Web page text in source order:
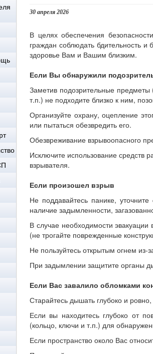
30 апреля 2026
В целях обеспечения
граждан соблюдать бдительность
здоровье Вам и Вашим близким.
Если Вы обнаружили
Заметив подозрительные предметы
т.п.) не подходите близко к ним,
Организуйте охрану, оцепление
или пытаться обезвредить его.
Обезвреживание взрывоопасного
Исключите использование средств
взрывателя.
Если произошел взрыв
Не поддавайтесь панике,
наличие задымленности,
В случае необходимости
(не трогайте поврежденные
Не пользуйтесь открытым огнем из-
При задымлении защитите органы
Если Вас завалило обломками
Старайтесь дышать глубоко и
Если вы находитесь глубоко от
(кольцо, ключи и т.п.) для
Если пространство около Вас